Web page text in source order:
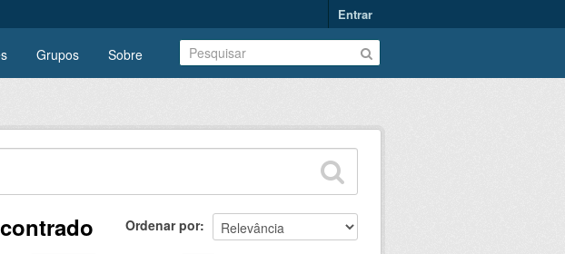
Entrar
Grupos Sobre
Ordenar por